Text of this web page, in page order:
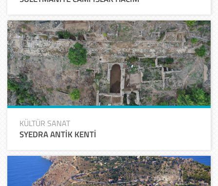
KÜLTÜR SANAT
SYEDRA ANTİK KENTİ